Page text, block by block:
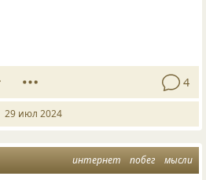
4
29 июл 2024
интернет побег мысли